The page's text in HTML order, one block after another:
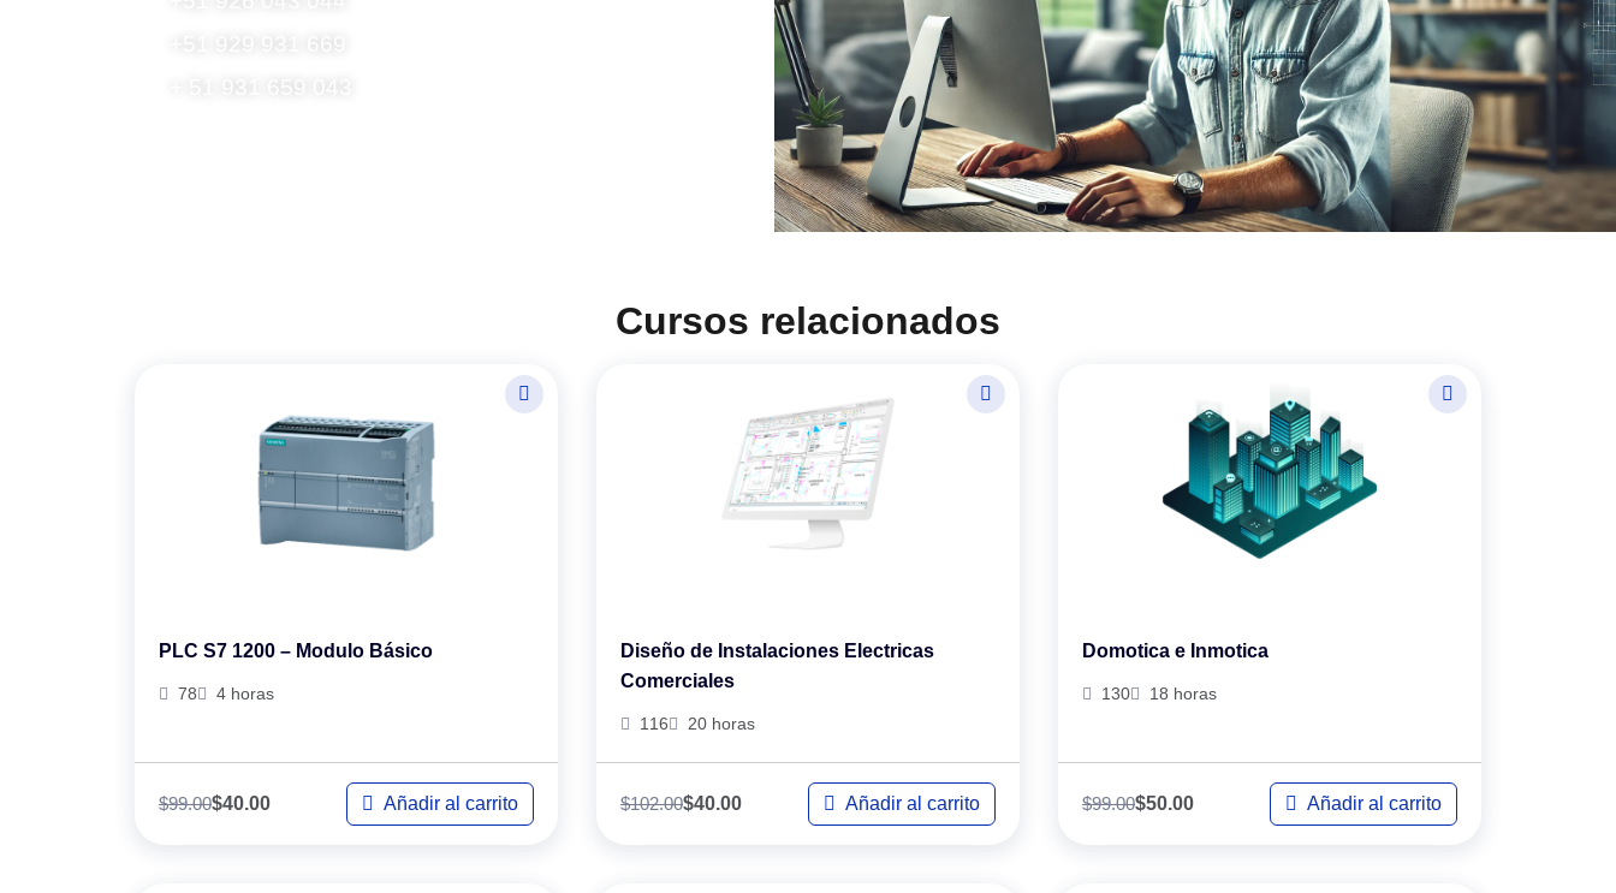
Cursos relacionados
PLC S7 1200 – Modulo Básico
78 4 horas
$99.00$40.00 Añadir al carrito
Diseño de Instalaciones Electricas
Comerciales
116 20 horas
$102.00$40.00 Añadir al carrito
Domotica e Inmotica
130 18 horas
$99.00$50.00 Añadir al carrito